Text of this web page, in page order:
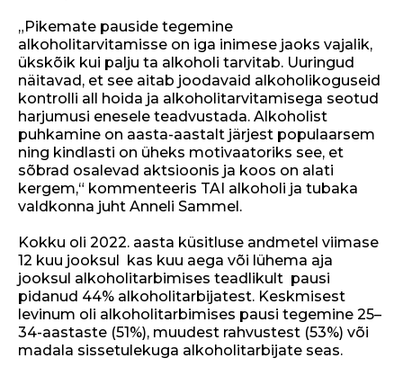
„Pikemate pauside tegemine
alkoholitarvitamisse on iga inimese jaoks vajalik,
ükskõik kui palju ta alkoholi tarvitab. Uuringud
näitavad, et see aitab joodavaid alkoholikoguseid
kontrolli all hoida ja alkoholitarvitamisega seotud
harjumusi enesele teadvustada. Alkoholist
puhkamine on aasta-aastalt järjest populaarsem
ning kindlasti on üheks motivaatoriks see, et
sõbrad osalevad aktsioonis ja koos on alati
kergem,“ kommenteeris TAI alkoholi ja tubaka
valdkonna juht Anneli Sammel.
Kokku oli 2022. aasta küsitluse andmetel viimase
12 kuu jooksul kas kuu aega või lühema aja
jooksul alkoholitarbimises teadlikult pausi
pidanud 44% alkoholitarbijatest. Keskmisest
levinum oli alkoholitarbimises pausi tegemine 25–
34-aastaste (51%), muudest rahvustest (53%) või
madala sissetulekuga alkoholitarbijate seas.